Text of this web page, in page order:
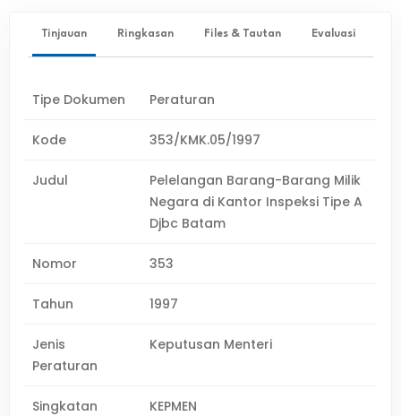
Tinjauan Ringkasan Files & Tautan Evaluasi
Tipe Dokumen Peraturan
Kode 353/KMK.05/1997
Judul
Pelelangan Barang-Barang Milik
Negara di Kantor Inspeksi Tipe A
Djbc Batam
Nomor 353
Tahun 1997
Jenis
Peraturan
Keputusan Menteri
Singkatan
KEPMEN